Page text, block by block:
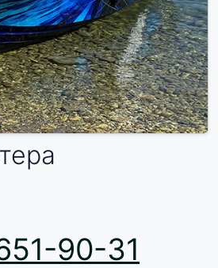
90-31